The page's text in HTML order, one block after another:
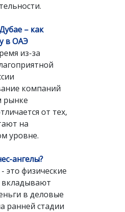
– как
в ОАЭ
из-за
компаний
рынке
от тех,
на
уровне.
ангелы?
это физические
в деловые
ранней стадии